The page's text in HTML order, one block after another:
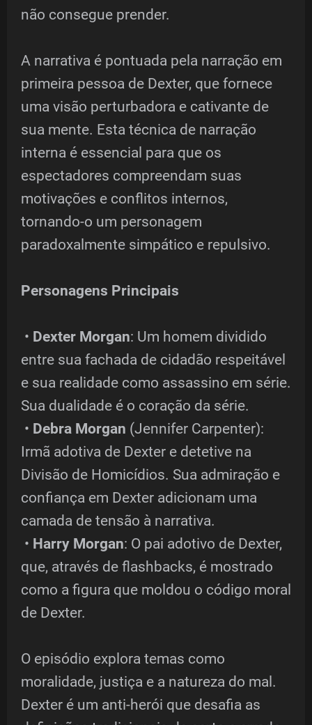
não consegue prender.
A narrativa é pontuada pela narração em
primeira pessoa de Dexter, que fornece
uma visão perturbadora e cativante de
sua mente. Esta técnica de narração
interna é essencial para que os
espectadores compreendam suas
motivações e conflitos internos,
tornando-o um personagem
paradoxalmente simpático e repulsivo.
Personagens Principais
• Dexter Morgan: Um homem dividido
entre sua fachada de cidadão respeitável
e sua realidade como assassino em série.
Sua dualidade é o coração da série.
• Debra Morgan (Jennifer Carpenter):
Irmã adotiva de Dexter e detetive na
Divisão de Homicídios. Sua admiração e
confiança em Dexter adicionam uma
camada de tensão à narrativa.
• Harry Morgan: O pai adotivo de Dexter,
que, através de flashbacks, é mostrado
como a figura que moldou o código moral
de Dexter.
O episódio explora temas como
moralidade, justiça e a natureza do mal.
Dexter é um anti-herói que desafia as